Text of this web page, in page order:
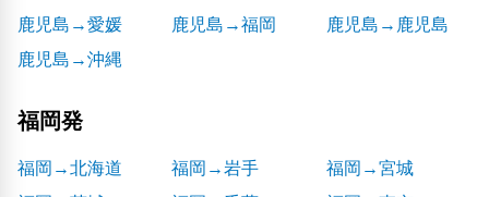
鹿児島→愛媛
鹿児島→福岡
鹿児島→鹿児島
鹿児島→沖縄
福岡発
福岡→北海道 福岡→岩手
福岡→宮城